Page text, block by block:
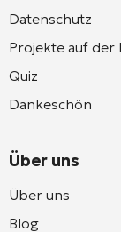
Datenschutz
Projekte auf der
Quiz
Dankeschön
Über uns
Über uns
Blog